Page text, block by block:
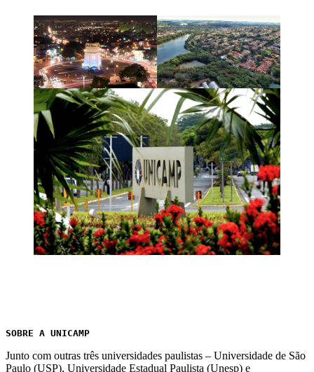
SOBRE A UNICAMP
Junto com outras três universidades paulistas – Universidade de São
Paulo (USP), Universidade Estadual Paulista (Unesp) e